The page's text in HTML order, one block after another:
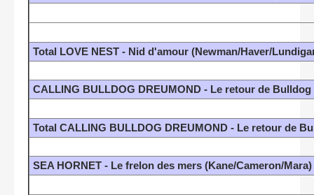
Total LOVE NEST - Nid d'amour (Newman/Haver/
CALLING BULLDOG DREUMOND - Le retour de
Total CALLING BULLDOG DREUMOND - Le retour de
SEA HORNET - Le frelon des mers (Kane/Cameron/Mara)